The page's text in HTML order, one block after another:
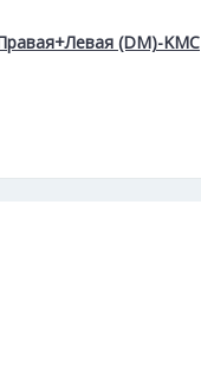
(DM)-KMC